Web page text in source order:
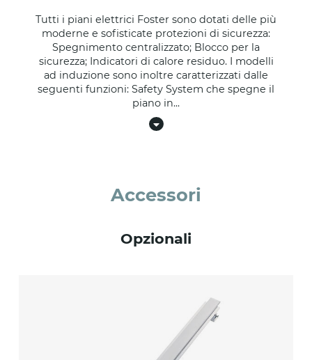
Tutti i piani elettrici Foster sono dotati delle più
moderne e sofisticate protezioni di sicurezza:
Spegnimento centralizzato; Blocco per la
sicurezza; Indicatori di calore residuo. I modelli
ad induzione sono inoltre caratterizzati dalle
seguenti funzioni: Safety System che spegne il
piano in...
Accessori
Opzionali